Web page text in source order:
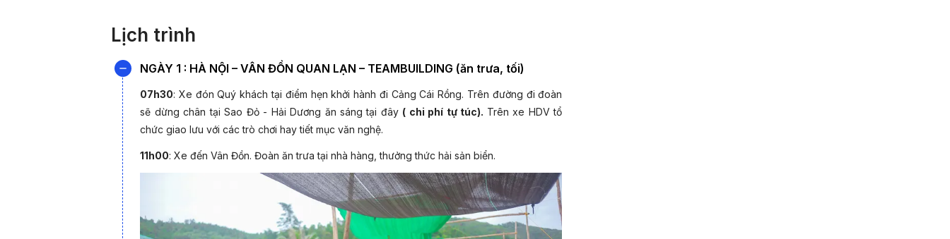
Điểm nhấn của tour là Quan Lạn
hoang sơ với bờ cát trắng mịn trải dài, là không gian lý
tưởng để tổ chức các hoạt động teambuilding sôi động, tắm biển và tận hưởng làn nước mát lành.
Lịch trình
NGÀY 1 : HÀ NỘI – VÂN ĐỒN QUAN LẠN – TEAMBUILDING (ăn trưa, tối)
07h30: Xe đón Quý khách tại điểm hẹn khởi hành đi Cảng Cái Rồng. Trên đường đi đoàn
sẽ dừng chân tại Sao Đỏ - Hải Dương ăn sáng tại đây ( chi phí tự túc). Trên xe HDV tổ
chức giao lưu với các trò chơi hay tiết mục văn nghệ.
11h00: Xe đến Vân Đồn. Đoàn ăn trưa tại nhà hàng, thưởng thức hải sản biển.